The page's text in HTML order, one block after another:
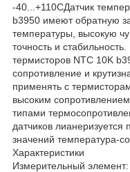
-40...+110CДатчик
b3950 имеют обратную
температуры, высокую
точность и
термисторов NTC 10K
сопротивление и
применять с
высоким
типами
датчиков
значений температура-
Характеристики
Измерительный